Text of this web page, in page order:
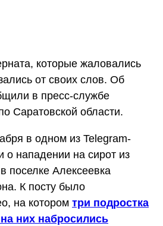
которые жаловались
от своих слов. Об
в пресс-службе
Саратовской области.
в одном из Telegram-
о нападении на сирот из
поселке Алексеевка
К посту было
на котором три подростка
них набросились